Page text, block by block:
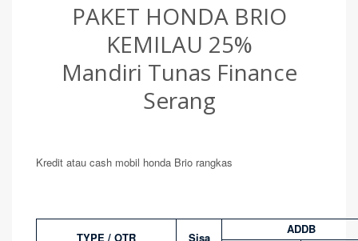
PAKET HONDA BRIO
KEMILAU 25%
Mandiri Tunas Finance
Serang
Kredit atau cash mobil honda Brio rangkas
TYPE / OTR Sisa
ADDB